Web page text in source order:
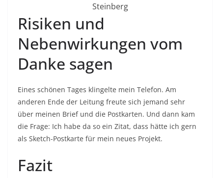
Steinberg
Risiken und
Nebenwirkungen vom
Danke sagen
Eines schönen Tages klingelte mein Telefon. Am
anderen Ende der Leitung freute sich jemand sehr
über meinen Brief und die Postkarten. Und dann kam
die Frage: Ich habe da so ein Zitat, dass hätte ich gern
als Sketch-Postkarte für mein neues Projekt.
Fazit